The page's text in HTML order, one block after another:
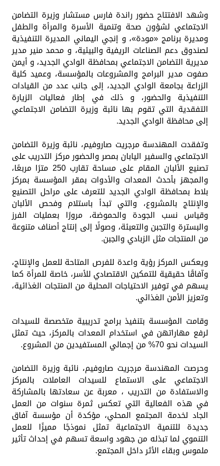
وشهد الافتتاح حضور راندة فارس مستشار وزيرة التضامن
الاجتماعي لشؤون صحة وتنمية الأسرة والمرأة والطفل
ومديرة برنامج «مودة»، و إنجي اليماني المديرة التنفيذية
لصندوق دعم الصناعات الريفية والبيئية، و محمد منير مدير
مديرية التضامن الاجتماعي بمحافظة الوادي الجديد، و أيمن
صفوت مدير البرامج والمشروعات بالمؤسسة، وعميد كلية
الزراعة بجامعة الوادي الجديد، إلى جانب عدد من القيادات
التنفيذية والحضور، و ذلك في إطار فعاليات الزيارة
التفقدية التي تقوم بها نائبة وزيرة التضامن الاجتماعي
إلى محافظة الوادي الجديد.
وتفقدت المهندسة مرجريت صاروفيم، نائبة وزيرة التضامن
الاجتماعي والسفير اليابان بمصر والحضور مركز التدريب على
تصنيع الألبان المقام على مساحة تقارب 250 مترًا مربعًا،
والمجهز بأحدث المعدات والأدوات بمقر المؤسسة بمركز
بلاط بمحافظة الوادي الجديد للتعرف على مراحل التصنيع
والإنتاج بالمشروع، والتي تبدأ باستلام وفحص الألبان
وقياس نسب الجودة والحموضة، مرورًا بعمليات الفرز
والبسترة والتجبن والتعبئة، وصولًا إلى إنتاج أصناف متنوعة
من المنتجات مثل الزبادي والجبن.
ويعكس المركز رؤية واعدة للفرص المتاحة للعمل والإنتاج،
وآفاقًا حقيقية للتمكين الاقتصادي للأسر، خاصة للمرأة كما
يسهم في توفير الاحتياجات المحلية من المنتجات الغذائية،
وتعزيز الأمن الغذائي.
وقامت المؤسسة بتنفيذ برامج تدريبية متخصصة للسيدات
لرفع مهاراتهن في استخدام المعدات بالمركز، حيث تمثل
السيدات نحو 70% من إجمالي المستفيدين من المشروع.
وحرصت المهندسة مرجريت صاروفيم، نائبة وزيرة التضامن
الاجتماعي على الاستماع للسيدات العاملات بالمركز
والاستفادة من التدريب ، معربة عن سعادتها بالمشاركة
في هذه الفعالية التي تعكس ثمرة سنوات من العمل
الجاد لخدمة المجتمع المحلي، مؤكدة أن مؤسسة آفاق
جديدة للتنمية الاجتماعية تمثل نموذجًا مميزًا للعمل
التنموي لما تبذله من جهود واسعة تسهم في إحداث تأثير
ملموس وبقاء الأثر داخل المجتمع.